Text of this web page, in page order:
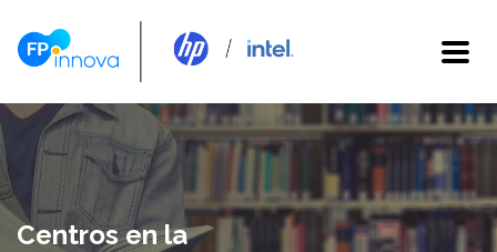
Centros en la